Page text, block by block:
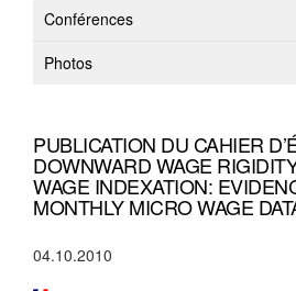
Conférences
Photos
PUBLICATION DU CAHIER
DOWNWARD WAGE
WAGE INDEXATION:
MONTHLY MICRO WAGE
04.10.2010